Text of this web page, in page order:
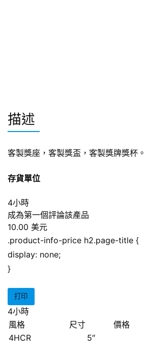
描述
客製獎座，客製獎盃，客製獎牌獎杯。
存貨單位
4小時
成為第一個評論該產品
10.00 美元
.product-info-price h2.page-title {
display: none;
}
打印
4小時
風格
尺寸
價格
4HCR
5″